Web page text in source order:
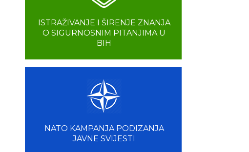
ISTRAŽIVANJE I ŠIRENJE ZNANJA
O SIGURNOSNIM PITANJIMA U
BIH
NATO KAMPANJA PODIZANJA
JAVNE SVIJESTI